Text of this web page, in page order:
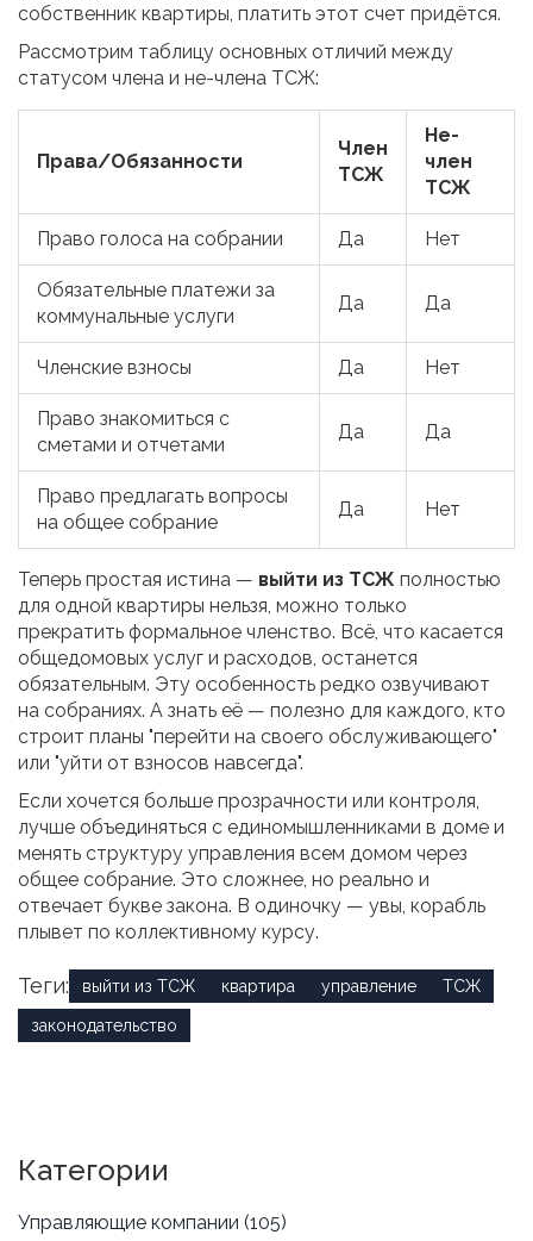
собственник квартиры, платить этот счет придётся.
Рассмотрим таблицу основных отличий между
статусом члена и не-члена ТСЖ:
Права/Обязанности
Член
ТСЖ
Не-
член
ТСЖ
Право голоса на собрании Да Нет
Обязательные платежи за
коммунальные услуги
Да Да
Членские взносы Да Нет
Право знакомиться с
сметами и отчетами
Да Да
Право предлагать вопросы
на общее собрание
Да Нет
Теперь простая истина — выйти из ТСЖ полностью
для одной квартиры нельзя, можно только
прекратить формальное членство. Всё, что касается
общедомовых услуг и расходов, останется
обязательным. Эту особенность редко озвучивают
на собраниях. А знать её — полезно для каждого, кто
строит планы "перейти на своего обслуживающего"
или "уйти от взносов навсегда".
Если хочется больше прозрачности или контроля,
лучше объединяться с единомышленниками в доме и
менять структуру управления всем домом через
общее собрание. Это сложнее, но реально и
отвечает букве закона. В одиночку — увы, корабль
плывет по коллективному курсу.
Теги: выйти из ТСЖ квартира управление ТСЖ
законодательство
Категории
Управляющие компании (105)